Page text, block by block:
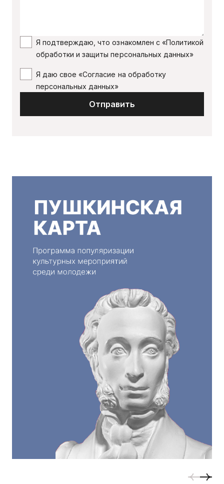
Я подтверждаю, что ознакомлен с «Политикой
обработки и защиты персональных данных»
Я даю свое «Согласие на обработку
персональных данных»
Отправить